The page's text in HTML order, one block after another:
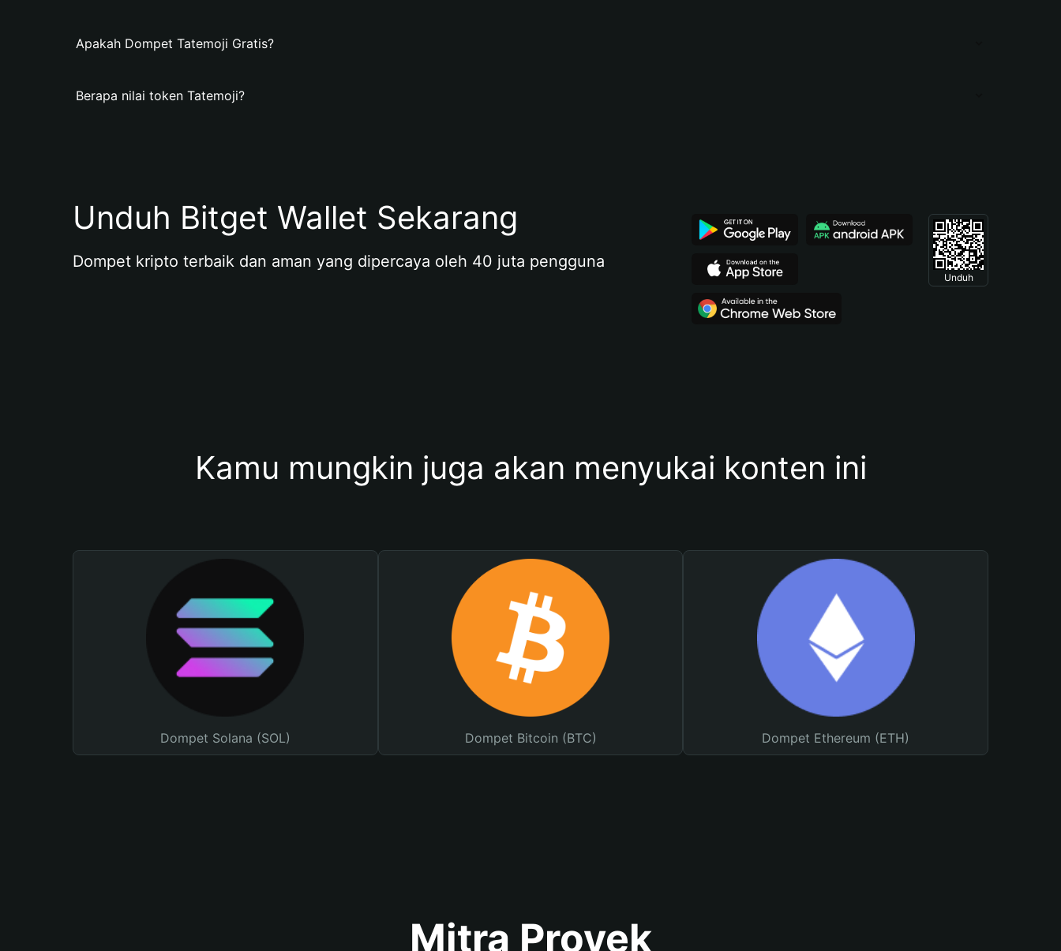
Apakah Dompet Tatemoji Gratis?
Berapa nilai token Tatemoji?
Unduh Bitget Wallet Sekarang
Dompet kripto terbaik dan aman yang dipercaya oleh 40 juta pengguna
Unduh
Kamu mungkin juga akan menyukai konten ini
Dompet Solana (SOL) Dompet Bitcoin (BTC) Dompet Ethereum (ETH)
Mitra Proyek